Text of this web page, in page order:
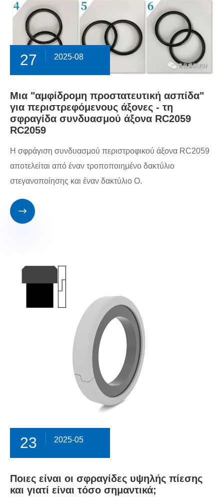
27 2025-08
Μια "αμφίδρομη προστατευτική ασπίδα"
για περιστρεφόμενους άξονες - τη
σφραγίδα συνδυασμού άξονα RC2059
RC2059
Η σφράγιση συνδυασμού περιστροφικού άξονα RC2059
αποτελείται από έναν τροποποιημένο δακτύλιο
στεγανοποίησης και έναν δακτύλιο Ο.

23 2025-05
Ποιες είναι οι σφραγίδες υψηλής πίεσης
και γιατί είναι τόσο σημαντικά;